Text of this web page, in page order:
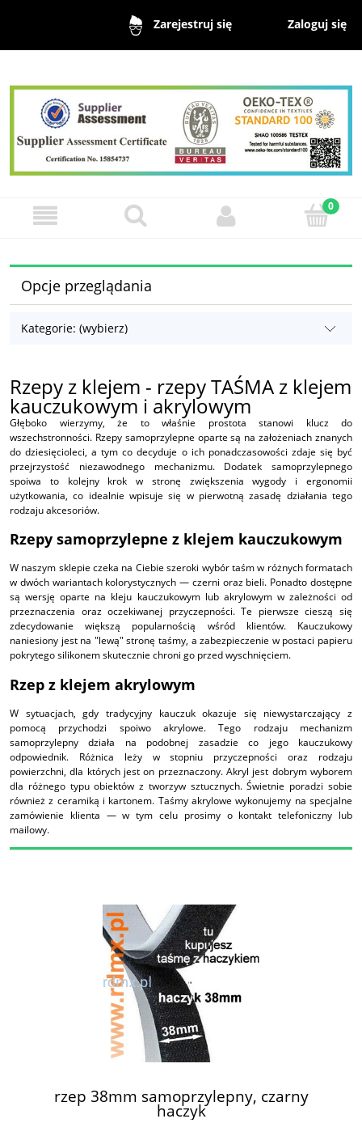
Zarejestruj się Zaloguj się
Opcje przeglądania
Kategorie: (wybierz)
Rzepy z klejem - rzepy TAŚMA z klejem
kauczukowym i akrylowym
Głęboko wierzymy, że to właśnie prostota stanowi klucz do
wszechstronności. Rzepy samoprzylepne oparte są na założeniach znanych
do dziesięcioleci, a tym co decyduje o ich ponadczasowości zdaje się być
przejrzystość niezawodnego mechanizmu. Dodatek samoprzylepnego
spoiwa to kolejny krok w stronę zwiększenia wygody i ergonomii
użytkowania, co idealnie wpisuje się w pierwotną zasadę działania tego
rodzaju akcesoriów.
Rzepy samoprzylepne z klejem kauczukowym
W naszym sklepie czeka na Ciebie szeroki wybór taśm w różnych formatach
w dwóch wariantach kolorystycznych — czerni oraz bieli. Ponadto dostępne
są wersję oparte na kleju kauczukowym lub akrylowym w zależności od
przeznaczenia oraz oczekiwanej przyczepności. Te pierwsze cieszą się
zdecydowanie większą popularnością wśród klientów. Kauczukowy
naniesiony jest na "lewą" stronę taśmy, a zabezpieczenie w postaci papieru
pokrytego silikonem skutecznie chroni go przed wyschnięciem.
Rzep z klejem akrylowym
W sytuacjach, gdy tradycyjny kauczuk okazuje się niewystarczający z
pomocą przychodzi spoiwo akrylowe. Tego rodzaju mechanizm
samoprzylepny działa na podobnej zasadzie co jego kauczukowy
odpowiednik. Różnica leży w stopniu przyczepności oraz rodzaju
powierzchni, dla których jest on przeznaczony. Akryl jest dobrym wyborem
dla różnego typu obiektów z tworzyw sztucznych. Świetnie poradzi sobie
również z ceramiką i kartonem. Taśmy akrylowe wykonujemy na specjalne
zamówienie klienta — w tym celu prosimy o kontakt telefoniczny lub
mailowy.
rzep 38mm samoprzylepny, czarny
haczyk